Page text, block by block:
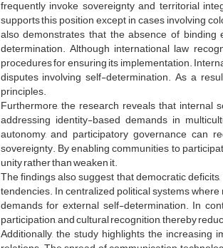
frequently invoke sovereignty and territorial
supports this position except in cases involving
also demonstrates that the absence of
determination. Although international law
procedures for ensuring its implementation.
disputes involving self-determination. As a
principles.
Furthermore, the research reveals that
addressing identity-based demands in
autonomy, and participatory governance can
sovereignty. By enabling communities to
unity rather than weaken it.
The findings also suggest that democratic
tendencies. In centralized political systems
demands for external self-determination. In
participation, and cultural recognition, thereby
Additionally, the study highlights the